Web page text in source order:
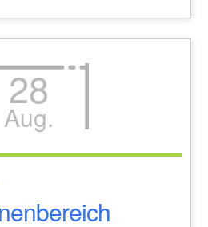
28
Aug.